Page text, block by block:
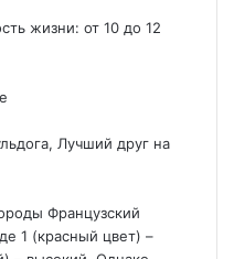
жизни: от 10 до 12
Лучший друг на
Французский
1 (красный цвет) –